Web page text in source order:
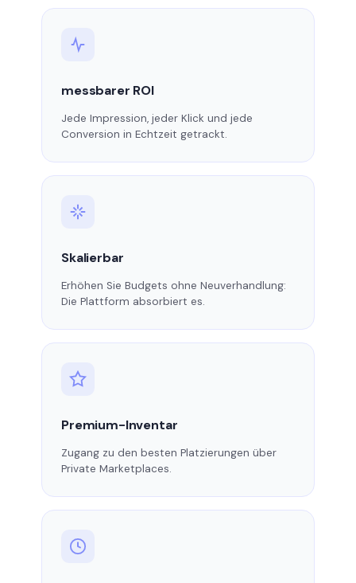
messbarer ROI
Jede Impression, jeder Klick und jede
Conversion in Echtzeit getrackt.
Skalierbar
Erhöhen Sie Budgets ohne Neuverhandlung:
Die Plattform absorbiert es.
Premium-Inventar
Zugang zu den besten Platzierungen über
Private Marketplaces.